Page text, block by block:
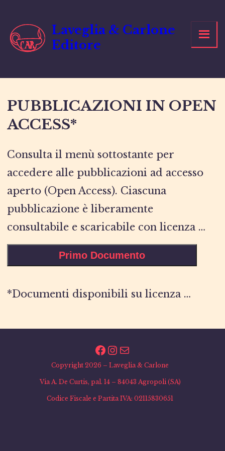
Laveglia & Carlone
Editore
PUBBLICAZIONI IN OPEN
ACCESS*
Consulta il menù sottostante per
accedere alle pubblicazioni ad accesso
aperto (Open Access). Ciascuna
pubblicazione è liberamente
consultabile e scaricabile con licenza …
Primo Documento
*Documenti disponibili su licenza …
Facebook
Instagram
Email
Copyright 2026 – Laveglia & Carlone
Via A. De Curtis, pal. 14 – 84043 Agropoli (SA)
Codice Fiscale e Partita IVA: 02115830651